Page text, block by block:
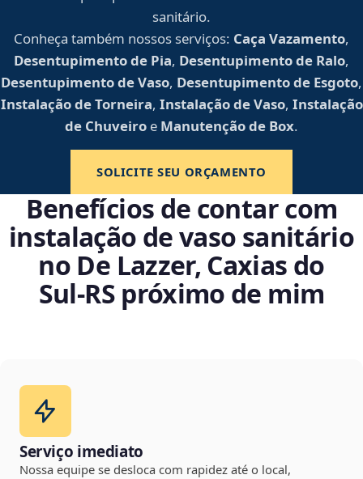
sanitário.
Conheça também nossos serviços: Caça Vazamento,
Desentupimento de Pia, Desentupimento de Ralo,
Desentupimento de Vaso, Desentupimento de Esgoto,
Instalação de Torneira, Instalação de Vaso, Instalação
de Chuveiro e Manutenção de Box.
SOLICITE SEU ORÇAMENTO
Benefícios de contar com
instalação de vaso sanitário
no De Lazzer, Caxias do
Sul‑RS próximo de mim
Serviço imediato
Nossa equipe se desloca com rapidez até o local,